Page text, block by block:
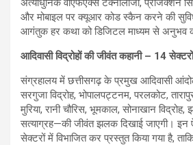
अत्याधुनिक वीएफएक्स टेक्नोलॉजी, प्रोजेक्शन
और मोबाइल पर क्यूआर कोड स्कैन करने की
आगंतुक हर कथा को डिजिटल माध्यम से
आदिवासी विद्रोहों की जीवंत कहानी – 14
संग्रहालय में छत्तीसगढ़ के प्रमुख आदिवासी
सरगुजा विद्रोह, भोपालपट्टनम, परलकोट,
मुरिया, रानी चौरिस, भूमकाल, सोनाखान
सत्याग्रह—की जीवंत झलक दिखाई जाएगी। इन
सेक्टरों में विभाजित कर प्रस्तुत किया गया है,